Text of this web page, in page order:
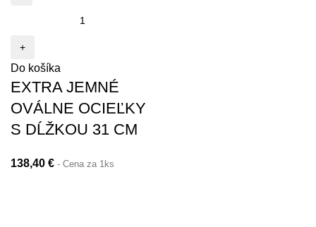
Do košíka
EXTRA JEMNÉ
OVÁLNE OCIEĽKY
S DĹŽKOU 31 CM
138,40 € - Cena za 1ks